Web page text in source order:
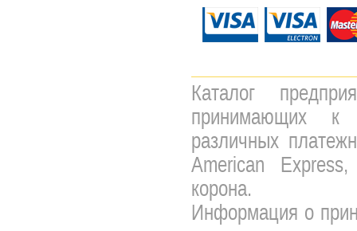
Каталог
принимающих к
различных
American
корона.
Информация о